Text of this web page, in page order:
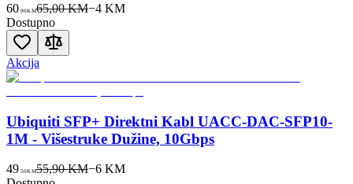
60 90KM65,00 KM−4KM
Dostupno
Akcija
Ubiquiti SFP+ Direktni Kabl UACC-DAC-SFP10-
1M - Višestruke Dužine, 10Gbps
49 50KM55,90 KM−6KM